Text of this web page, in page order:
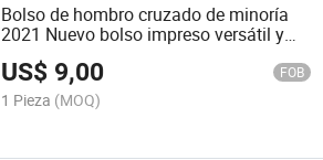
Bolso de hombro cruzado de minoría
2021 Nuevo bolso impreso versátil y
elegante
US$ 9,00 FOB
1 Pieza (MOQ)